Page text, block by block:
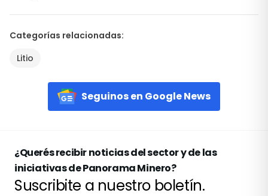
Categorías relacionadas:
Litio
Seguinos en Google News
¿Querés recibir noticias del sector y de las
iniciativas de Panorama Minero?
Suscribite a nuestro boletín.